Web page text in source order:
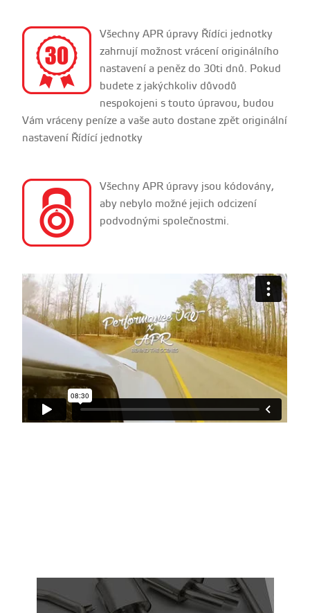
Všechny APR úpravy Řídíci jednotky
zahrnují možnost vrácení originálního
nastavení a peněz do 30ti dnů. Pokud
budete z jakýchkoliv důvodů
nespokojeni s touto úpravou, budou
Vám vráceny peníze a vaše auto dostane zpět originální
nastavení Řídící jednotky
Všechny APR úpravy jsou kódovány,
aby nebylo možné jejich odcizení
podvodnými společnostmi.
Performance VW x APR Alabamafrom CGFilm on